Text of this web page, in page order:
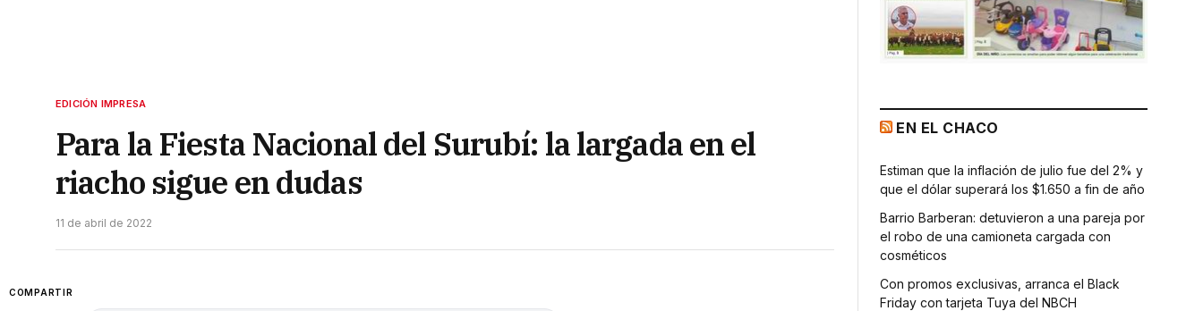
EDICIÓN IMPRESA
Para la Fiesta Nacional del Surubí: la largada en el
riacho sigue en dudas
11 de abril de 2022
COMPARTIR
EN EL CHACO
Estiman que la inflación de julio fue del 2% y
que el dólar superará los $1.650 a fin de año
Barrio Barberan: detuvieron a una pareja por
el robo de una camioneta cargada con
cosméticos
Con promos exclusivas, arranca el Black
Friday con tarjeta Tuya del NBCH